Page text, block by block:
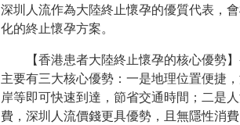
深圳人流作為大陸終止懷孕的優質代表，
化的終止懷孕方案。
【香港患者大陸終止懷孕的核心優勢
主要有三大核心優勢：一是地理位置便捷
岸等即可快速到達，節省交通時間；二是
費，深圳人流價錢更具優勢，且無隱性消